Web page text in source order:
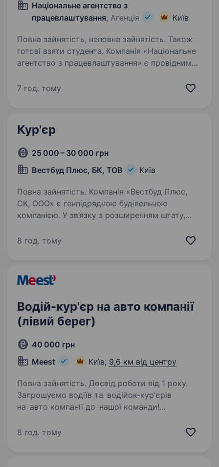
Національне агентство з
працевлаштування, Агенція Київ
Повна зайнятість, неповна зайнятість. Також
готові взяти студента. Компанія «Національне
агентство з працевлаштування» є провідним
в Україні. Ми спеціалізуємося на забезпеченні
7 год. тому
Кур'єр
25 000 – 30 000 грн
Вестбуд Плюс, БК, ТОВ
Київ
Повна зайнятість. Компанія «Вестбуд Плюс,
СК, ООО» є генпідрядною будівельною
компанією. У зв’язку з розширенням штату,
кур'єра. Що ви будете робити: Доставляти
8 год. тому
Водій-кур'єр на авто компанії
(лівий берег)
40 000 грн
Meest
Київ, 9,6 км від центру
Повна зайнятість. Досвід роботи від 1 року.
Запрошуємо водіїв та водійок-кур'єрів
на авто компанії до нашої команди!
водіїв та водійок- кур'єрів на авто компанії.
8 год. тому